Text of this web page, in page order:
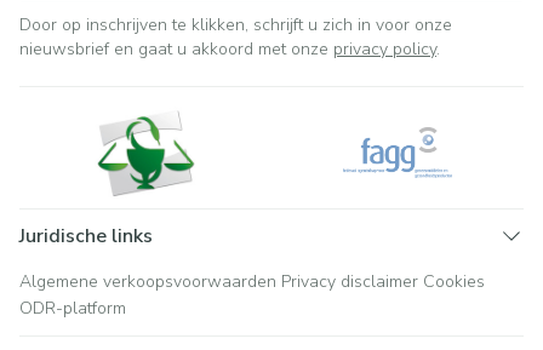
Door op inschrijven te klikken, schrijft u zich in voor onze
nieuwsbrief en gaat u akkoord met onze privacy policy.
Juridische links
Algemene verkoopsvoorwaarden Privacy disclaimer Cookies
ODR-platform